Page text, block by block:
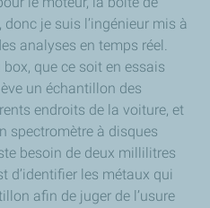
je suis l’ingénieur mis à
analyses en temps réel.
que ce soit en essais
un échantillon des
endroits de la voiture, et
spectromètre à disques
besoin de deux millilitres
d’identifier les métaux qui
afin de juger de l’usure